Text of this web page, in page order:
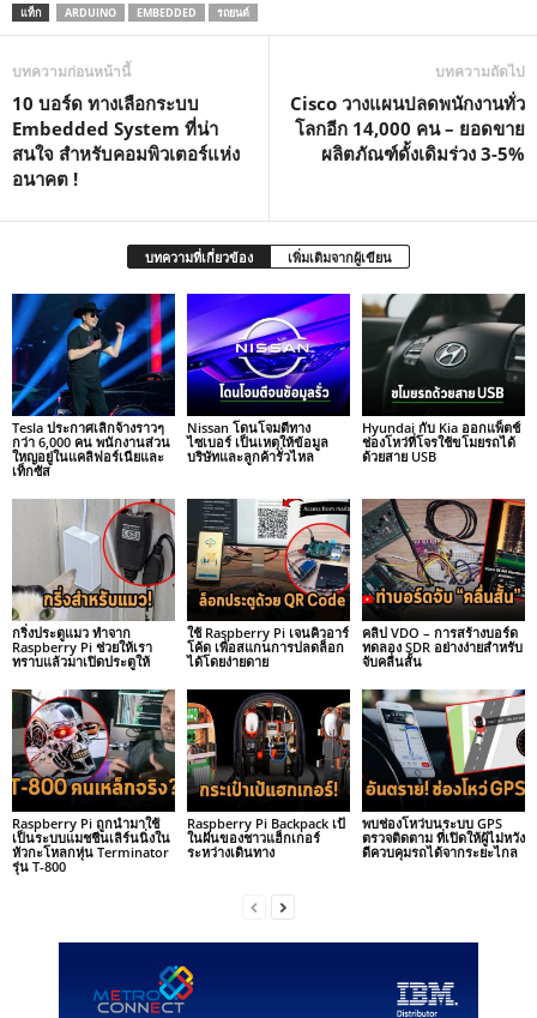
แท็ก ARDUINO EMBEDDED รถยนต์
บทความก่อนหน้านี้
10 บอร์ด ทางเลือกระบบ
Embedded System ที่น่า
สนใจ สำหรับคอมพิวเตอร์แห่ง
อนาคต !
บทความถัดไป
Cisco วางแผนปลดพนักงานทั่ว
โลกอีก 14,000 คน – ยอดขาย
ผลิตภัณฑ์ดั้งเดิมร่วง 3-5%
บทความที่เกี่ยวข้อง เพิ่มเติมจากผู้เขียน
Tesla ประกาศเลิกจ้างราวๆ
กว่า 6,000 คน พนักงานส่วน
ใหญอยู่ในแคลิฟอร์เนียและ
เท็กซัส
Nissan โดนโจมตีทาง
ไซเบอร์ เป็นเหตุให้ข้อมูล
บริษัทและลูกค้ารั่วไหล
Hyundai กับ Kia ออกแพ็ตช์
ช่องโหว่ที่โจรใช้ขโมยรถได้
ด้วยสาย USB
กริ่งประตูแมว ทำจาก
Raspberry Pi ช่วยให้เรา
ทราบแล้วมาเปิดประตูให้
ใช้ Raspberry Pi เจนคิวอาร์
โค้ด เพื่อสแกนการปลดล็อก
ได้โดยง่ายดาย
คลิป VDO – การสร้างบอร์ด
ทดลอง SDR อย่างง่ายสำหรับ
จับคลื่นสั้น
Raspberry Pi ถูกนำมาใช้
เป็นระบบแมชชีนเลิร์นนิ่งใน
หัวกะโหลกหุ่น Terminator
รุ่น T-800
Raspberry Pi Backpack เป้
ในฝันของชาวแฮ็กเกอร์
ระหว่างเดินทาง
พบช่องโหว่บนระบบ GPS
ตรวจติดตาม ที่เปิดให้ผู้ไม่หวัง
ดีควบคุมรถได้จากระยะไกล